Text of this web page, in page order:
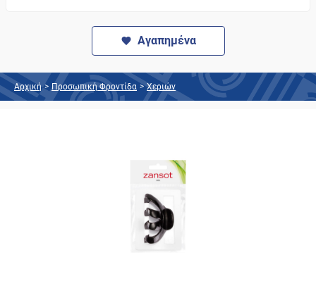
Αγαπημένα
Αρχική > Προσωπική Φροντίδα > Χεριών